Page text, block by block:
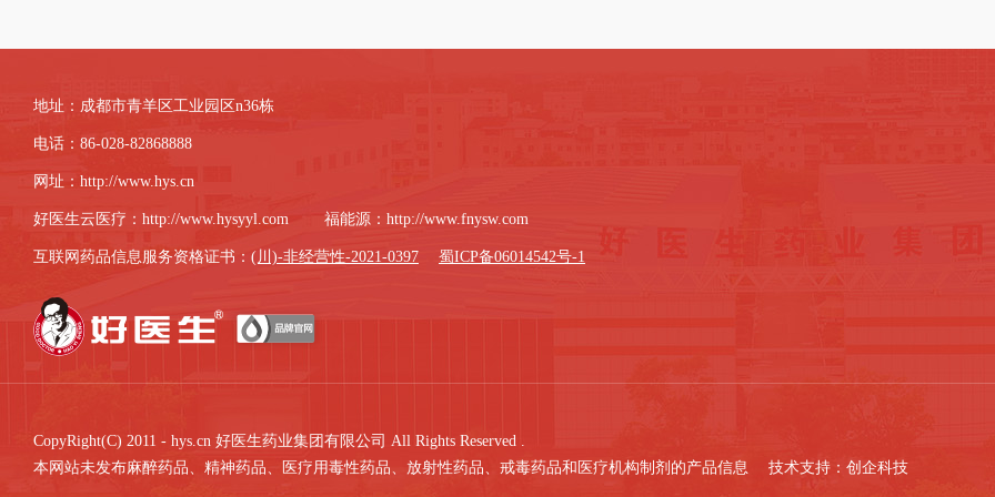
地址：成都市青羊区工业园区n36栋
电话：86-028-82868888
网址： http://www.hys.cn
好医生云医疗： http://www.hysyyl.com 福能源： http://www.fnysw.com
互联网药品信息服务资格证书： (川)-非经营性-2021-0397 蜀ICP备06014542号-1
CopyRight(C) 2011 - hys.cn 好医生药业集团有限公司 All Rights Reserved .
本网站未发布麻醉药品、精神药品、医疗用毒性药品、放射性药品、戒毒药品和医疗机构制剂的产品信息 技术支持： 创企科技